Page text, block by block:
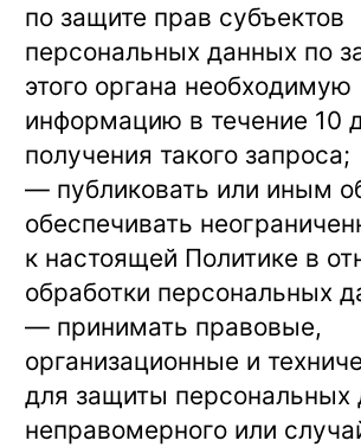
по защите прав субъектов
персональных данных по
этого органа необходимую
информацию в течение 10
получения такого запроса;
— публиковать или иным
обеспечивать
к настоящей Политике в
обработки персональных
— принимать правовые,
организационные и
для защиты персональных
неправомерного или